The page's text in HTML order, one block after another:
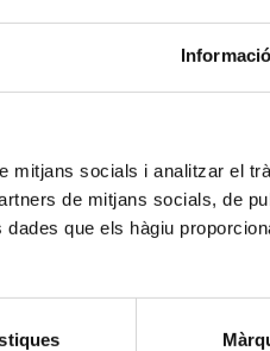
Informació
mitjans socials i analitzar el
de mitjans socials, de
que els hàgiu